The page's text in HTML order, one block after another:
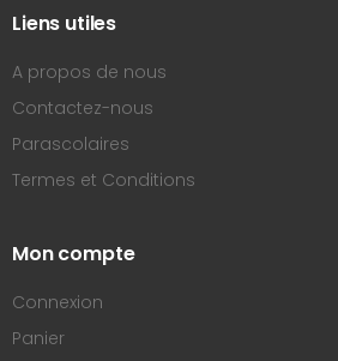
Liens utiles
A propos de nous
Contactez-nous
Parascolaires
Termes et Conditions
Mon compte
Connexion
Panier